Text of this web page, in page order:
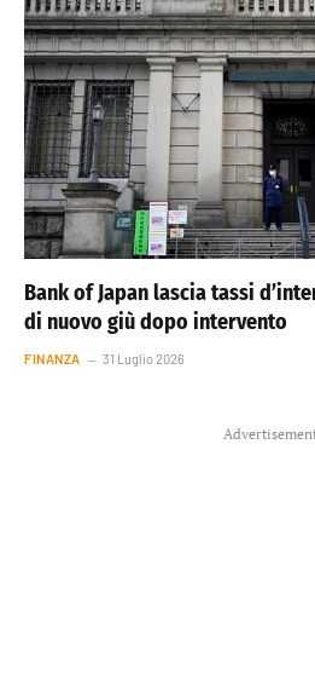
Bank of Japan lascia tassi
di nuovo giù dopo intervento
FINANZA 31 Luglio 2026